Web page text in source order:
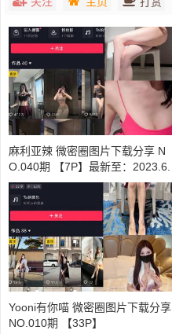
麻利亚辣 微密圈图片下载分享 N
O.040期 【7P】最新至：2023.6.
1
Yooni有你喵 微密圈图片下载分享
NO.010期 【33P】